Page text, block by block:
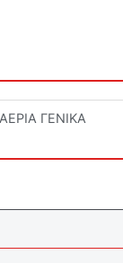
ΑΕΡΙΑ ΓΕΝΙΚΑ